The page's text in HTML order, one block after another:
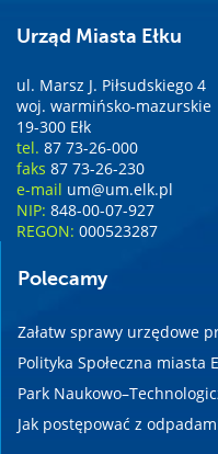
Urząd Miasta Ełku
ul. Marsz J. Piłsudskiego 4
woj. warmińsko-mazurskie
19-300 Ełk
tel. 87 73-26-000
faks 87 73-26-230
e-mail um@um.elk.pl
NIP: 848-00-07-927
REGON: 000523287
Polecamy
Załatw sprawy urzędowe
Polityka Społeczna miasta
Park
Jak postępować z